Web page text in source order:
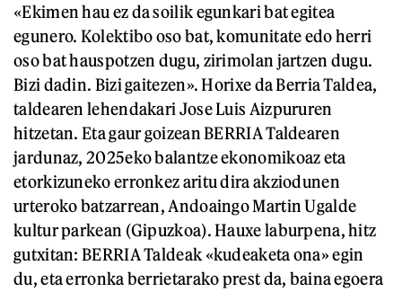
«Ekimen hau ez da soilik egunkari bat egitea
egunero. Kolektibo oso bat, komunitate edo herri
oso bat hauspotzen dugu, zirimolan jartzen dugu.
Bizi dadin. Bizi gaitezen». Horixe da Berria Taldea,
taldearen lehendakari Jose Luis Aizpururen
hitzetan. Eta gaur goizean BERRIA Taldearen
jardunaz, 2025eko balantze ekonomikoaz eta
etorkizuneko erronkez aritu dira akziodunen
urteroko batzarrean, Andoaingo Martin Ugalde
kultur parkean (Gipuzkoa). Hauxe laburpena, hitz
gutxitan: BERRIA Taldeak «kudeaketa ona» egin
du, eta erronka berrietarako prest da, baina egoera